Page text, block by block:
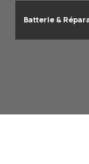
Batterie &